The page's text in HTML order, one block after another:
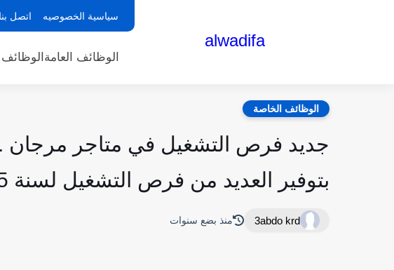
سياسية الخصوصيه اتصل بنا
alwadifa
الوظائف العامة
الوظائف الخاصة
جديد فرص التشغيل في متاجر
بتوفير العديد من فرص التشغيل لسنة 2025 Marjane Group
3abdo krd منذ بضع سنوات